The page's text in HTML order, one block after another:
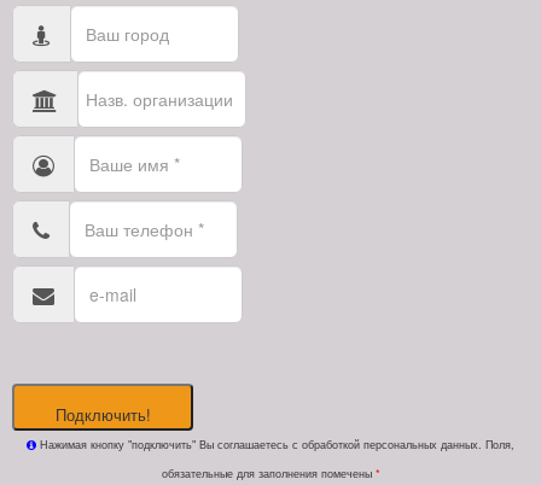
Подключить!
Нажимая кнопку "подключить" Вы соглашаетесь с обработкой персональных данных. Поля,
обязательные для заполнения помечены *